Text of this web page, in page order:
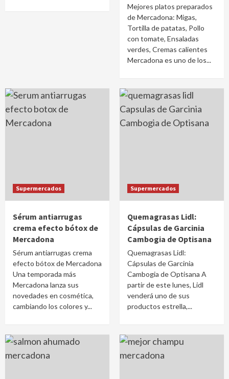
Mejores platos preparados
de Mercadona: Migas,
Tortilla de patatas, Pollo
con tomate, Ensaladas
verdes, Cremas calientes
Mercadona es uno de los...
Supermercados
Sérum antiarrugas
crema efecto bótox de
Mercadona
Sérum antiarrugas crema
efecto bótox de Mercadona
Una temporada más
Mercadona lanza sus
novedades en cosmética,
cambiando los colores y...
Supermercados
Quemagrasas Lidl:
Cápsulas de Garcinia
Cambogia de Optisana
Quemagrasas Lidl:
Cápsulas de Garcinia
Cambogia de Optisana A
partir de este lunes, Lidl
venderá uno de sus
productos estrella,...